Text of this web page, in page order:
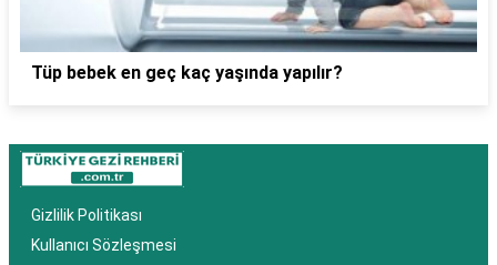
Tüp bebek en geç kaç yaşında yapılır?
Gizlilik Politikası
Kullanıcı Sözleşmesi